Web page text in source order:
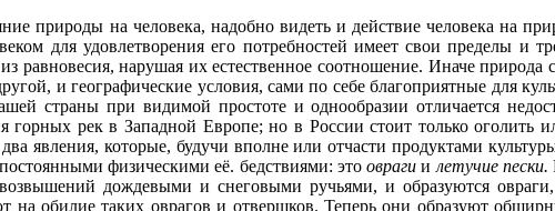
природы на человека, надобно видеть и действие человека на
для удовлетворения его потребностей имеет свои пределы и
равновесия, нарушая их естественное соотношение. Иначе природа
и географические условия, сами по себе благоприятные для
страны при видимой простоте и однообразии отличается
горных рек в Западной Европе; но в России стоит только оголить
явления, которые, будучи вполне или отчасти продуктами
физическими её. бедствиями: этоовраги илетучие пески.
дождевыми и снеговыми ручьями, и образуются
обилие таких оврагов и отвершков. Теперь они образуют